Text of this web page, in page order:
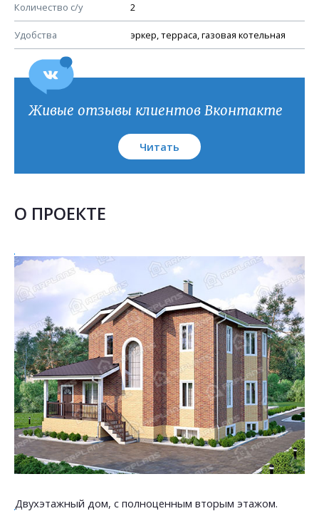
Количество с/у 2
Удобства эркер, терраса, газовая котельная
План кровли
Живые отзывы клиентов Вконтакте
Читать
О ПРОЕКТЕ
Двухэтажный дом, с полноценным вторым этажом.